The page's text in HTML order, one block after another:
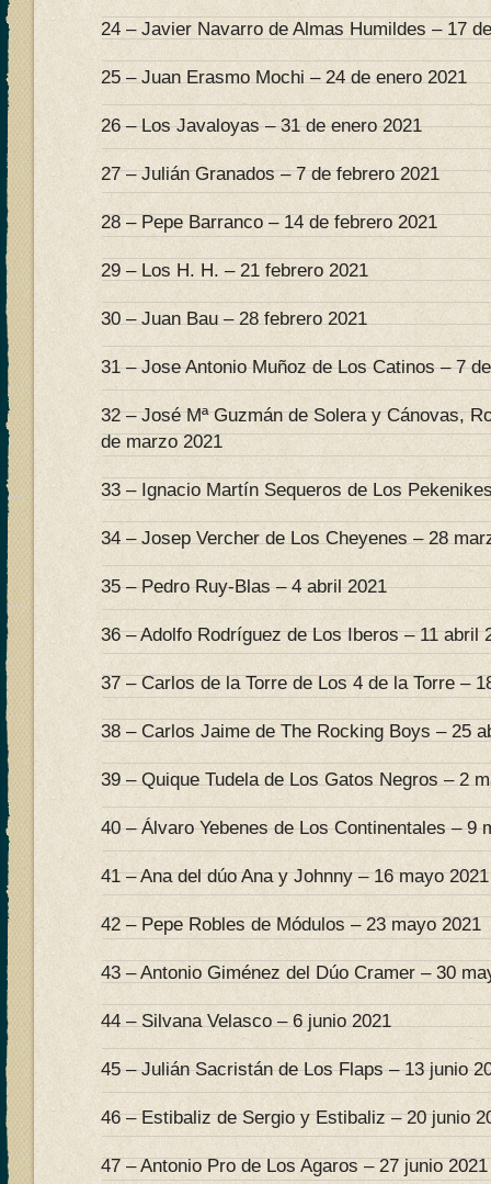
24 – Javier Navarro de Almas Humildes – 17
25 – Juan Erasmo Mochi – 24 de enero 2021
26 – Los Javaloyas – 31 de enero 2021
27 – Julián Granados – 7 de febrero 2021
28 – Pepe Barranco – 14 de febrero 2021
29 – Los H. H. – 21 febrero 2021
30 – Juan Bau – 28 febrero 2021
31 – Jose Antonio Muñoz de Los Catinos – 7
32 – José Mª Guzmán de Solera y Cánovas,
de marzo 2021
33 – Ignacio Martín Sequeros de Los
34 – Josep Vercher de Los Cheyenes – 28
35 – Pedro Ruy-Blas – 4 abril 2021
36 – Adolfo Rodríguez de Los Iberos – 11 abril
37 – Carlos de la Torre de Los 4 de la Torre –
38 – Carlos Jaime de The Rocking Boys – 25
39 – Quique Tudela de Los Gatos Negros – 2
40 – Álvaro Yebenes de Los Continentales – 9
41 – Ana del dúo Ana y Johnny – 16 mayo 2021
42 – Pepe Robles de Módulos – 23 mayo 2021
43 – Antonio Giménez del Dúo Cramer – 30
44 – Silvana Velasco – 6 junio 2021
45 – Julián Sacristán de Los Flaps – 13 junio
46 – Estibaliz de Sergio y Estibaliz – 20 junio
47 – Antonio Pro de Los Agaros – 27 junio 2021